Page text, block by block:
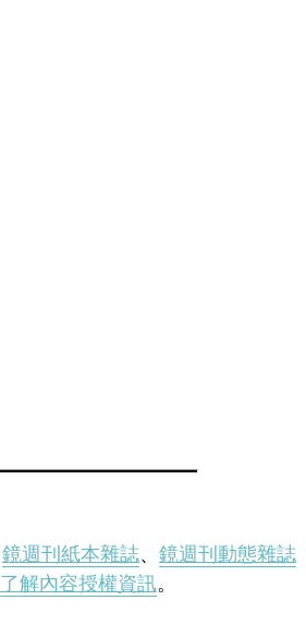
鏡週刊紙本雜誌、 鏡週刊動態雜誌
了解內容授權資訊。